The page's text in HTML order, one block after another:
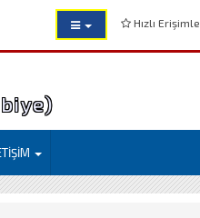
Hızlı